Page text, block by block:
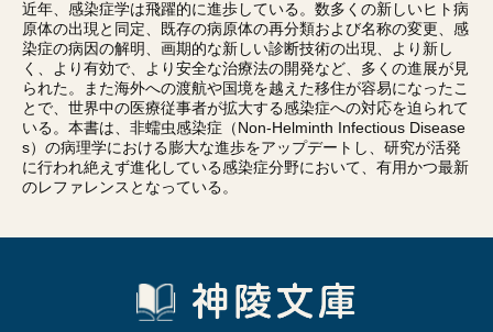
近年、感染症学は飛躍的に進歩している。数多くの新しいヒト病
原体の出現と同定、既存の病原体の再分類および名称の変更、感
染症の病因の解明、画期的な新しい診断技術の出現、より新し
く、より有効で、より安全な治療法の開発など、多くの進展が見
られた。また海外への渡航や国境を越えた移住が容易になったこ
とで、世界中の医療従事者が拡大する感染症への対応を迫られて
いる。本書は、非蠕虫感染症（Non-Helminth Infectious Disease
s）の病理学における膨大な進歩をアップデートし、研究が活発
に行われ絶えず進化している感染症分野において、有用かつ最新
のレファレンスとなっている。